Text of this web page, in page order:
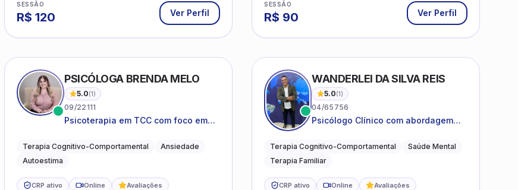
SESSÃO
R$ 120 Ver Perfil
SESSÃO
R$ 90 Ver Perfil
PSICÓLOGA BRENDA MELO
5.0(1)
09/22111
Psicoterapia em TCC com foco em
práticas para o cotidiano
Terapia Cognitivo-Comportamental
Ansiedade
Autoestima
CRP ativo Online Avaliações
WANDERLEI DA SILVA REIS
5.0(1)
04/65756
Psicólogo Clínico com abordagem
e terapia sistêmica
Terapia Cognitivo-Comportamental
Saúde Mental
Terapia Familiar
CRP ativo Online Avaliações